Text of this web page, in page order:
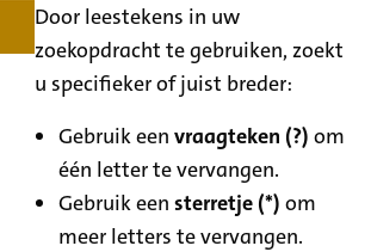
Door leestekens in uw
zoekopdracht te gebruiken, zoekt
u specifieker of juist breder:
Gebruik eenvraagteken (?) om
één letter te vervangen.
Gebruik eensterretje (*) om
meer letters te vervangen.